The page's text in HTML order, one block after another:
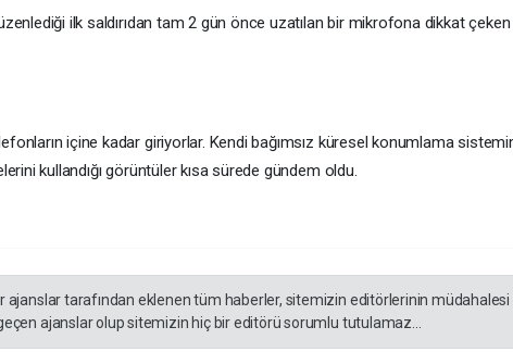
ilk saldırıdan tam 2 gün önce uzatılan bir mikrofona dikkat
içine kadar giriyorlar. Kendi bağımsız küresel konumlama
kullandığı görüntüler kısa sürede gündem oldu.
ajanslar tarafından eklenen tüm haberler, sitemizin editörlerinin
ajanslar olup sitemizin hiç bir editörü sorumlu tutulamaz...